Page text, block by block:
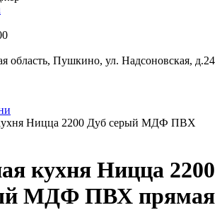
область, Пушкино, ул. Надсоновская, д.24
Ницца 2200 Дуб серый МДФ ПВХ
кухня Ницца 2200
МДФ ПВХ прямая